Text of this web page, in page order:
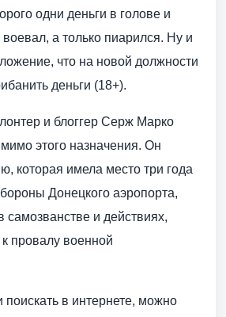
одни деньги в голове и
а только пиарился. Ну и
что на новой должности
деньги (18+).
и блоггер Серж Марко
этого назначения. Он
которая имела место три года
Донецкого аэропорта,
самозванстве и действиях,
провалу военной
поискать в интернете, можно